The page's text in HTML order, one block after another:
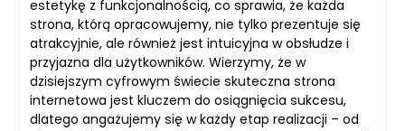
estetykę z funkcjonalnością, co sprawia, że każda
strona, którą opracowujemy, nie tylko prezentuje się
atrakcyjnie, ale również jest intuicyjna w obsłudze i
przyjazna dla użytkowników. Wierzymy, że w
dzisiejszym cyfrowym świecie skuteczna strona
internetowa jest kluczem do osiągnięcia sukcesu,
dlatego angażujemy się w każdy etap realizacji – od